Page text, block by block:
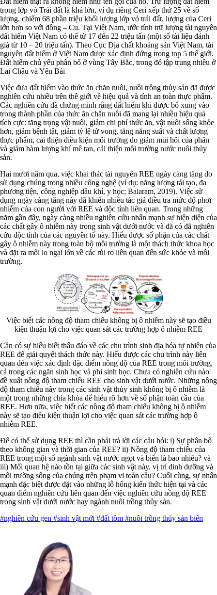
trong lớp vỏ Trái đất là khá lớn, ví dụ riêng Ceri xếp thứ 25 về số
lượng, chiếm 68 phần triệu khối lượng lớp vỏ trái đất, lượng của Ceri
lớn hơn so với đồng – Cu. Tại Việt Nam, ước tính trữ lượng tài nguyên
đất hiếm Việt Nam có thể từ 17 đến 22 triệu tấn (một số tài liệu đánh
giá từ 10 – 20 triệu tấn). Theo Cục Địa chất khoáng sản Việt Nam, tài
nguyên đất hiếm ở Việt Nam được xác định đứng trong top 5 thế giới.
Đất hiếm chủ yếu phân bố ở vùng Tây Bắc, trong đó tập trung nhiều ở
Lai Châu và Yên Bái
Việc đưa đất hiếm vào thức ăn chăn nuôi, nuôi trồng thủy sản đã được
nghiên cứu nhiều trên thê giới về hiệu quả và tính an toàn thực phẩm.
Các nghiên cứu đã chứng minh rằng đất hiếm khi được bổ xung vào
trong thành phần của thức ăn chăn nuôi đã mang lại nhiều hiệu quả
tích cực: tăng trọng vật nuôi, giảm chi phí thức ăn, vật nuôi sống khỏe
hơn, giảm bệnh tật, giảm tỷ lệ tử vong, tăng năng suất và chất lượng
thực phẩm, cải thiện điều kiện môi trường do giảm mùi hôi của phân
và giảm hàm lượng khí mê tan, cải thiện môi trường nước nuôi thủy
sản.
Hai mươi năm qua, việc khai thác tài nguyên REE ngày càng tăng do
sử dụng chúng trong nhiều công nghệ (ví dụ: năng lượng tái tạo, đa
phương tiện, công nghiệp dầu khí, y học; Balaram, 2019). Việc sử
dụng ngày càng tăng này đã khiến nhiều tác giả điều tra mức độ phơi
nhiễm của con người với REE và độc tính liên quan. Trong những
năm gần đây, ngày càng nhiều nghiên cứu nhấn mạnh sự hiện diện của
các chất gây ô nhiễm này trong sinh vật dưới nước và đã có đã nghiên
cứu độc tính của các nguyên tố này. Hiểu được số phận của các chất
gây ô nhiễm này trong toàn bộ môi trường là một thách thức khoa học
và đặt ra mối lo ngại lớn về các rủi ro liên quan đến sức khỏe và môi
trường.
Việc biết các nồng độ tham chiếu không bị ô nhiễm này sẽ tạo điều
kiện thuận lợi cho việc quan sát các trường hợp ô nhiễm REE
Cần có sự hiểu biết thấu đáo về các chu trình sinh địa hóa tự nhiên của
REE để giải quyết thách thức này. Hiểu được các chu trình này liên
quan đến việc xác định đặc điểm nồng độ của REE trong môi trường,
cả trong các ngăn sinh học và phi sinh học. Chưa có nghiên cứu nào
đề xuất nồng độ tham chiếu REE cho sinh vật dưới nước. Những nồng
độ tham chiếu này trong các sinh vật thủy sinh không bị ô nhiễm là
một trong những chìa khóa để hiểu rõ hơn về số phận toàn cầu của
REE. Hơn nữa, việc biết các nồng độ tham chiếu không bị ô nhiễm
này sẽ tạo điều kiện thuận lợi cho việc quan sát các trường hợp ô
nhiễm REE.
Để có thể sử dụng REE thì cần phải trả lời các câu hỏi: i) Sự phân bố
theo không gian và thời gian của REE? ii) Nồng độ tham chiếu của
REE trong một số ngành sinh vật nước ngọt và biển là bao nhiêu? và
iii) Mối quan hệ nào tồn tại giữa các sinh vật này, vị trí dinh dưỡng và
môi trường sống của chúng trên phạm vi toàn cầu? Cuối cùng, sự nhấn
mạnh đặc biệt được đặt vào những lỗ hổng kiến ​​thức hiện tại và các
quan điểm nghiên cứu liên quan đến việc nghiên cứu nồng độ REE
trong sinh vật dưới nước hay ngành nuôi trồng thủy sản.
#nghiên cứu gen #sinh vật mới #đất tôm #nuôi trồng thủy sản biển